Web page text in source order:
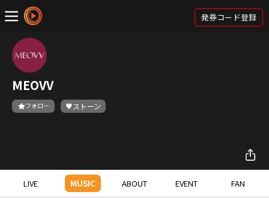
発券コード登録
MEOVV
フォロー ストーン
LIVE MUSIC ABOUT EVENT FAN